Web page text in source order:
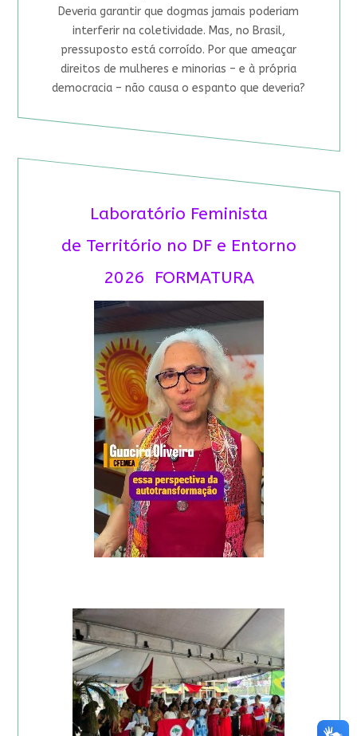
Deveria garantir que dogmas jamais poderiam
interferir na coletividade. Mas, no Brasil,
pressuposto está corroído. Por que ameaçar
direitos de mulheres e minorias – e à própria
democracia – não causa o espanto que deveria?
Laboratório Feminista
de Território no DF e Entorno
2026 FORMATURA